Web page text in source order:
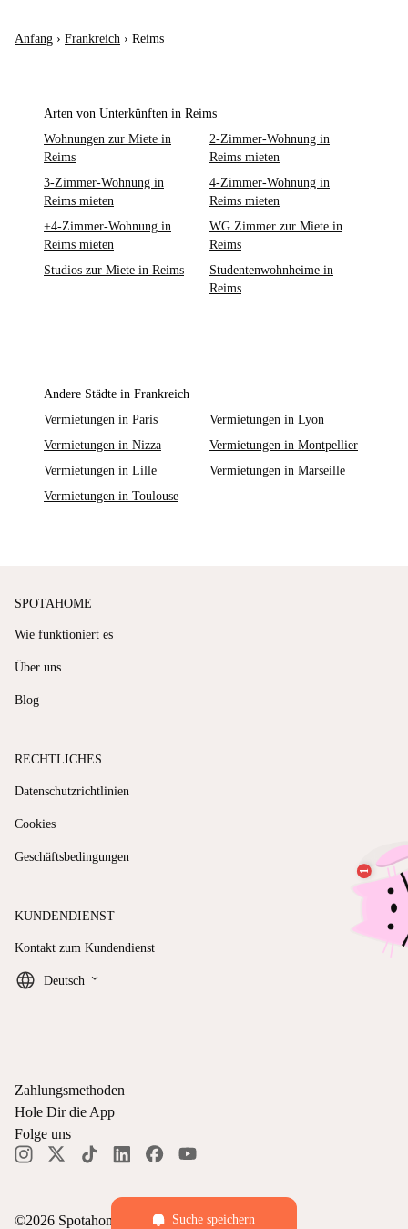
Anfang › Frankreich › Reims
Arten von Unterkünften in Reims
Wohnungen zur Miete in
Reims
2-Zimmer-Wohnung in
Reims mieten
3-Zimmer-Wohnung in
Reims mieten
4-Zimmer-Wohnung in
Reims mieten
+4-Zimmer-Wohnung in
Reims mieten
WG Zimmer zur Miete in
Reims
Studios zur Miete in Reims
Studentenwohnheime in
Reims
Andere Städte in Frankreich
Vermietungen in Paris
Vermietungen in Lyon
Vermietungen in Nizza
Vermietungen in Montpellier
Vermietungen in Lille
Vermietungen in Marseille
Vermietungen in Toulouse
Suche speichern
SPOTAHOME
Wie funktioniert es
Über uns
Blog
RECHTLICHES
Datenschutzrichtlinien
Cookies
Geschäftsbedingungen
KUNDENDIENST
Kontakt zum Kundendienst
Deutsch keyboard_arrow_down
©2026 Spotahome — Alle Rechte vorbehalten
Zahlungsmethoden
Hole Dir die App
Folge uns